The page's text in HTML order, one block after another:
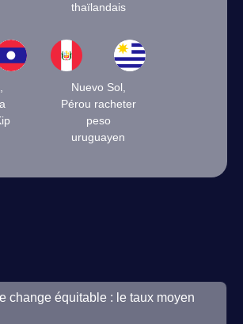
thaïlandais
Nuevo Sol,
Pérou racheter
peso
uruguayen
change équitable : le taux moyen